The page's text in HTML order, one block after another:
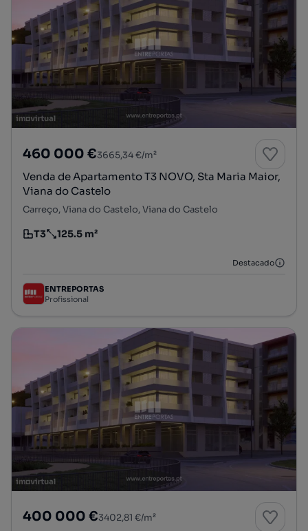
460 000 €3665,34 €/m²
Venda de Apartamento T3 NOVO, Sta Maria Maior,
Viana do Castelo
Carreço, Viana do Castelo, Viana do Castelo
Tipologia
T3
Preço por metro quadrado
125.5 m²
Destacado
ENTREPORTAS
Profissional
400 000 €3402,81 €/m²